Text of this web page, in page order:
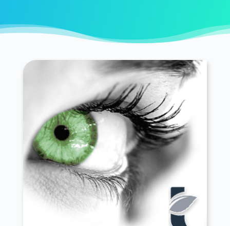
Boigneville 91720
Boissy-la-Rivière 91690
Boissy-sous-Saint-Yon 91790
Bondoufle 91070
Boullay-les-Troux 91470
Boussy-Saint-Antoine 91800
Boutervilliers 91150
Boutigny-sur-Essonne 91820
Bouville 91880
Brétigny-sur-Orge 91220
Breuillet 91650
Breux-Jouy 91650
Brières-les-Scellés 91150
Briis-sous-Forges 91640
Brouy 91150
Brunoy 91800
Bruyères-le-Châtel 91680
Buno-Bonnevaux 91720
Bures-sur-Yvette 91440
Cerny 91590
Chalo-Saint-Mars 91780
Chalou-Moulineux 91740
Chamarande 91730
Champcueil 91750
Champmotteux 91150